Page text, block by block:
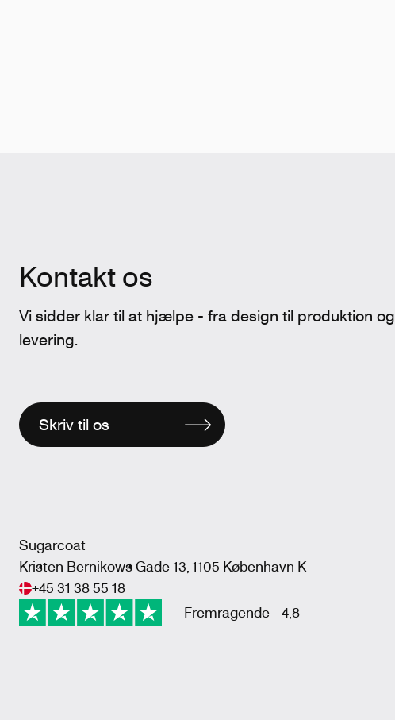
Kontakt os
Vi sidder klar til at hjælpe - fra design til produktion og
levering.
Skriv til os
Sugarcoat
Kristen Bernikows Gade 13, 1105 København K
+45 31 38 55 18
Fremragende - 4,8